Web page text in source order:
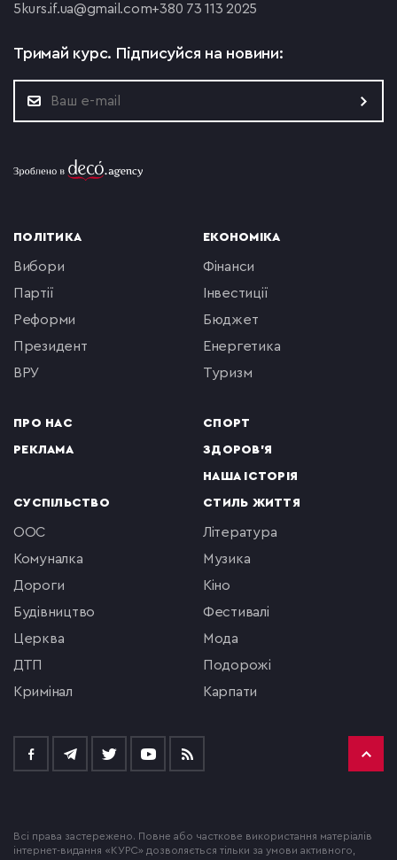
5 kurs.if.ua@gmail.com+380 73 113 2025
Тримай курс. Підписуйся на новини:
ПОЛІТИКА
вибори
партії
реформи
президент
ВРУ
ПРО НАС
РЕКЛАМА
ЕКОНОМІКА
фінанси
інвестиції
бюджет
енергетика
туризм
СПОРТ
ЗДОРОВ'Я
НАША ІСТОРІЯ
СУСПІЛЬСТВО
ООС
комуналка
Дороги
будівництво
церква
ДТП
кримінал
СТИЛЬ ЖИТТЯ
література
музика
кіно
фестивалі
мода
подорожі
Карпати
Всі права застережено. Повне або часткове використання матеріалів
інтернет-видання «КУРС» дозволяється тільки за умови активного,